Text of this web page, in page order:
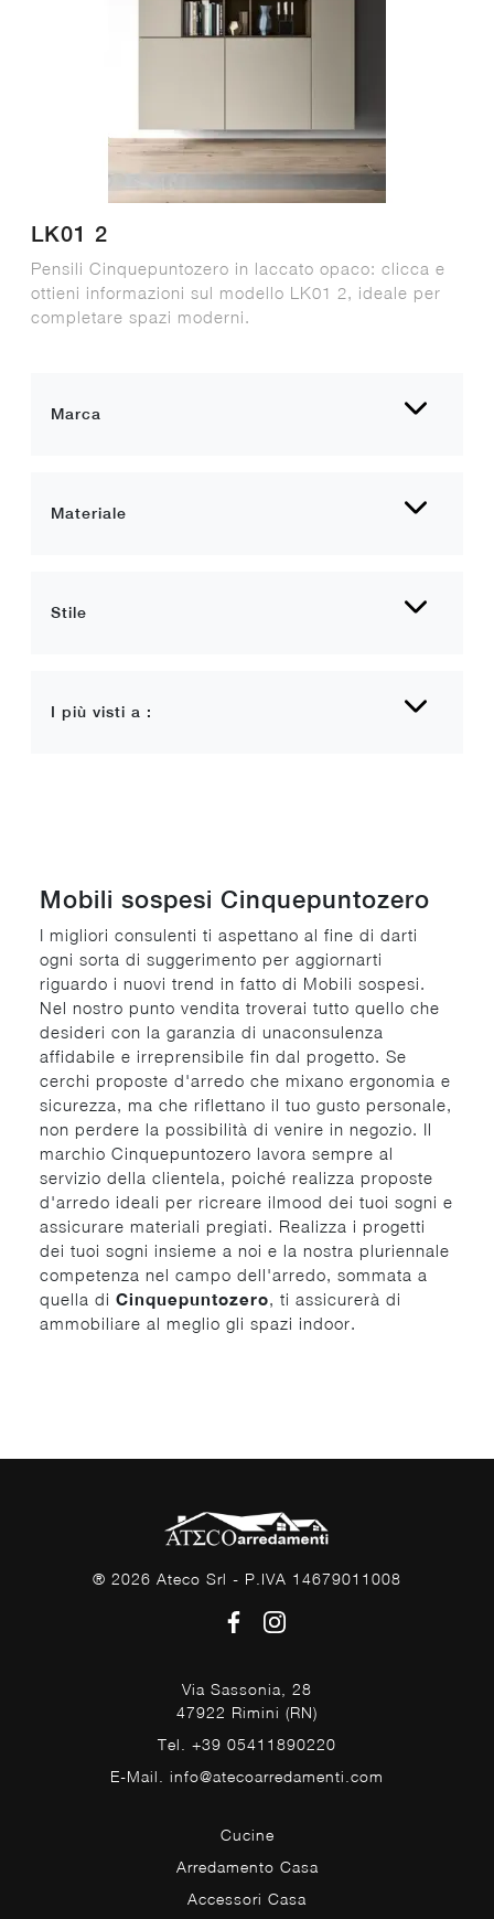
Marca
Materiale
Stile
I più visti a :
LK01 2
Pensili Cinquepuntozero in laccato opaco: clicca e
ottieni informazioni sul modello LK01 2, ideale per
completare spazi moderni.
Mobili sospesi Cinquepuntozero
I migliori consulenti ti aspettano al fine di darti
ogni sorta di suggerimento per aggiornarti
riguardo i nuovi trend in fatto di Mobili sospesi.
Nel nostro punto vendita troverai tutto quello che
desideri con la garanzia di unaconsulenza
affidabile e irreprensibile fin dal progetto. Se
cerchi proposte d'arredo che mixano ergonomia e
sicurezza, ma che riflettano il tuo gusto personale,
non perdere la possibilità di venire in negozio. Il
marchio Cinquepuntozero lavora sempre al
servizio della clientela, poiché realizza proposte
d'arredo ideali per ricreare ilmood dei tuoi sogni e
assicurare materiali pregiati. Realizza i progetti
dei tuoi sogni insieme a noi e la nostra pluriennale
competenza nel campo dell'arredo, sommata a
quella di Cinquepuntozero, ti assicurerà di
ammobiliare al meglio gli spazi indoor.
® 2026 Ateco Srl - P.IVA 14679011008
Via Sassonia, 28
47922 Rimini (RN)
Tel. +39 05411890220
E-Mail. info@atecoarredamenti.com
Cucine
Arredamento Casa
Accessori Casa